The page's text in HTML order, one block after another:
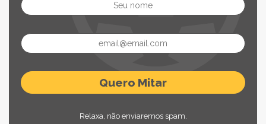
Relaxa, não enviaremos spam.